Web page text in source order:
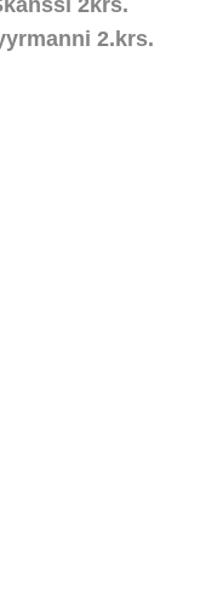
2krs.
2.krs.